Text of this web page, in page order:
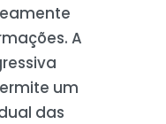
A
um
das